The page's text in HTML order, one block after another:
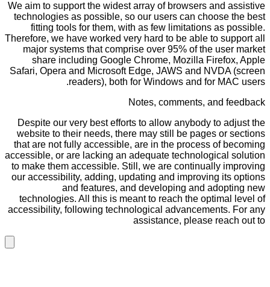
We aim to support the widest array of browsers and assistive
technologies as possible, so our users can choose the best
fitting tools for them, with as few limitations as possible.
Therefore, we have worked very hard to be able to support all
major systems that comprise over 95% of the user market
share including Google Chrome, Mozilla Firefox, Apple
Safari, Opera and Microsoft Edge, JAWS and NVDA (screen
readers), both for Windows and for MAC users.
Notes, comments, and feedback
Despite our very best efforts to allow anybody to adjust the
website to their needs, there may still be pages or sections
that are not fully accessible, are in the process of becoming
accessible, or are lacking an adequate technological solution
to make them accessible. Still, we are continually improving
our accessibility, adding, updating and improving its options
and features, and developing and adopting new
technologies. All this is meant to reach the optimal level of
accessibility, following technological advancements. For any
assistance, please reach out to